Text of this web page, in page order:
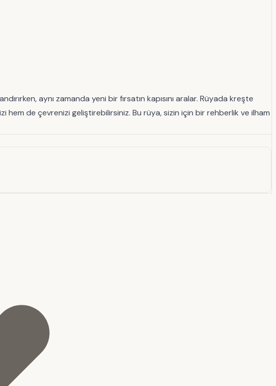
aynı zamanda yeni bir fırsatın kapısını aralar. Rüyada kreşte
de çevrenizi geliştirebilirsiniz. Bu rüya, sizin için bir rehberlik ve ilham